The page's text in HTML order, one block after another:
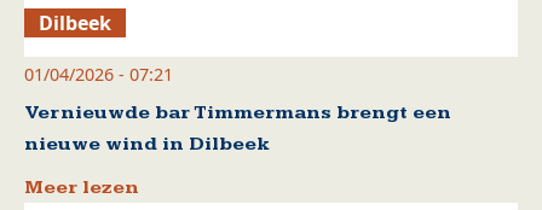
Dilbeek
01/04/2026 - 07:21
Vernieuwde bar Timmermans brengt een
nieuwe wind in Dilbeek
Meer lezen